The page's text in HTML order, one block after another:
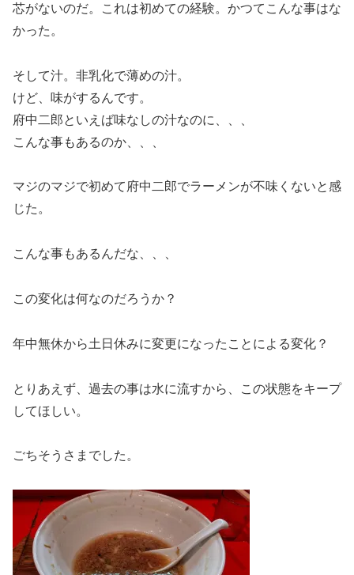
芯がないのだ。これは初めての経験。かつてこんな事はな
かった。
そして汁。非乳化で薄めの汁。
けど、味がするんです。
府中二郎といえば味なしの汁なのに、、、
こんな事もあるのか、、、
マジのマジで初めて府中二郎でラーメンが不味くないと感
じた。
こんな事もあるんだな、、、
この変化は何なのだろうか？
年中無休から土日休みに変更になったことによる変化？
とりあえず、過去の事は水に流すから、この状態をキープ
してほしい。
ごちそうさまでした。